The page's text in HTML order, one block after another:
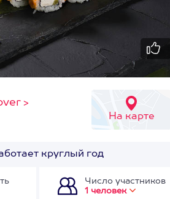
>
На карте
круглый год
Число участников
1 человек